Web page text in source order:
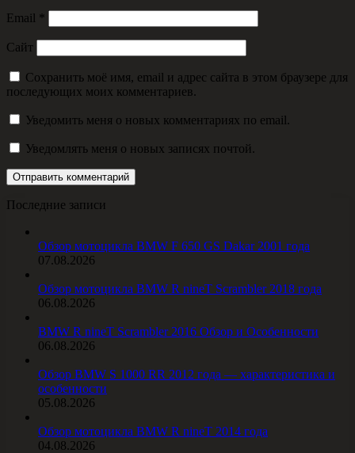
Email *
Сайт
Сохранить моё имя, email и адрес сайта в этом браузере для
последующих моих комментариев.
Уведомить меня о новых комментариях по email.
Уведомлять меня о новых записях почтой.
Последние записи
Обзор мотоцикла BMW F 650 GS Dakar 2001 года
07.08.2026
Обзор мотоцикла BMW R nineT Scrambler 2018 года
06.08.2026
BMW R nineT Scrambler 2016 Обзор и Особенности
06.08.2026
Обзор BMW S 1000 RR 2012 года — характеристика и
особенности
05.08.2026
Обзор мотоцикла BMW R nineT 2014 года
04.08.2026